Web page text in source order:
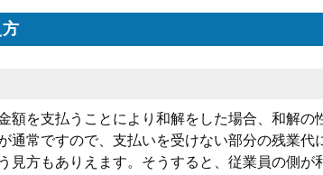
額を支払うことにより和解をした場合、和解の
通常ですので、支払いを受けない部分の残業代
見方もありえます。そうすると、従業員の側が